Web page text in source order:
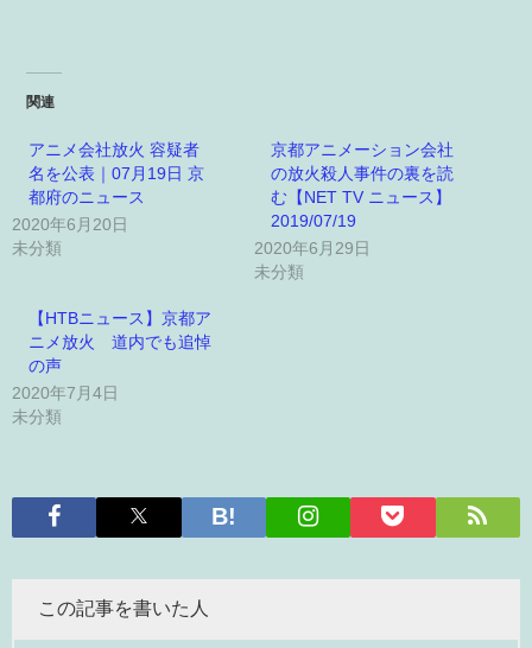
関連
アニメ会社放火 容疑者
名を公表｜07月19日 京
都府のニュース
2020年6月20日
未分類
京都アニメーション会社
の放火殺人事件の裏を読
む【NET TV ニュース】
2019/07/19
2020年6月29日
未分類
【HTBニュース】京都ア
ニメ放火 道内でも追悼
の声
2020年7月4日
未分類
この記事を書いた人